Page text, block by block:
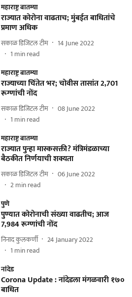
महाराष्ट्र बातम्या
राज्यात कोरोना वाढताच; मुंबईत बाधितांचे
प्रमाण अधिक
सकाळ डिजिटल टीम
14 June 2022
1 min read
महाराष्ट्र बातम्या
राज्याच्या चिंतेत भर; चोवीस तासांत 2,701
रूग्णांची नोंद
सकाळ डिजिटल टीम
08 June 2022
1 min read
महाराष्ट्र बातम्या
राज्यात पुन्हा मास्कसक्ती? मंत्रिमंडळाच्या
बैठकीत निर्णयाची शक्यता
सकाळ डिजिटल टीम
06 June 2022
2min read
पुणे
पुण्यात कोरोनाची संख्या वाढतीच; आज
7,984 रूग्णांची नोंद
निनाद कुलकर्णी
24 January 2022
1 min read
नांदेड
Corona Update : नांदेडला मंगळवारी १७०
बाधित